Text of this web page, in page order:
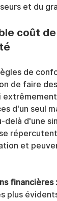
et du
coût
de
de faire
d'un seul
delà d'une
et
financières :
plus